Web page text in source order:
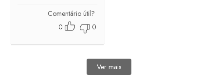
Comentário útil?
0
0
Ver mais